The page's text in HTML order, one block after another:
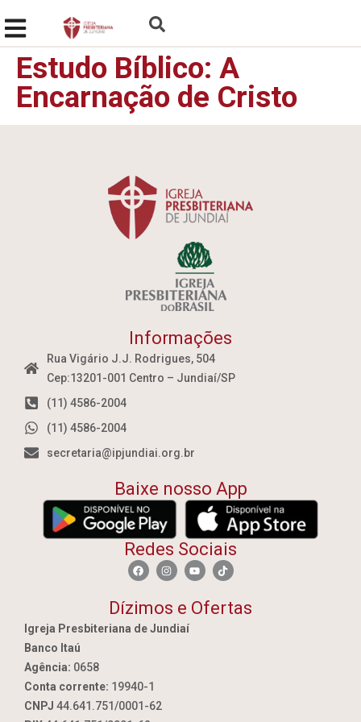
Estudo Bíblico: A
Encarnação de Cristo
Informações
Rua Vigário J.J. Rodrigues, 504
Cep:13201-001 Centro – Jundiaí/SP
(11) 4586-2004
(11) 4586-2004
secretaria@ipjundiai.org.br
Baixe nosso App
Redes Sociais
Dízimos e Ofertas
Igreja Presbiteriana de Jundiaí
Banco Itaú
Agência: 0658
Conta corrente: 19940-1
CNPJ 44.641.751/0001-62